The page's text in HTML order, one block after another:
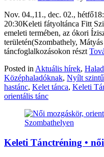
Nov. 04.,11., dec. 02.,
20:30Keleti fátyoltánca Fitt
emeleti termében, az ókori
területén(Szombathely,
táncfoglalkozásokon részt
Posted in Aktuális hírek,
Középhaladóknak, Nyílt szintű
hastánc, Kelet tánca, Keleti
orientális tánc
Keleti Tánctréning •